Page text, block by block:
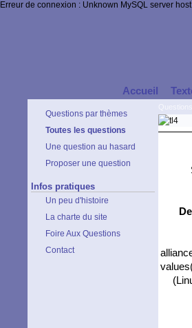
Erreur de connexion : Unknown MySQL server
Accueil
Questions par thèmes
Toutes les questions
Une question au hasard
Proposer une question
Infos pratiques
Un peu d'histoire
La charte du site
Foire Aux Questions
Contact